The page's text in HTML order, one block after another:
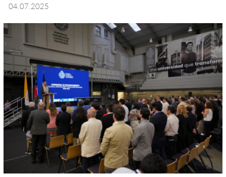
04.07.2025